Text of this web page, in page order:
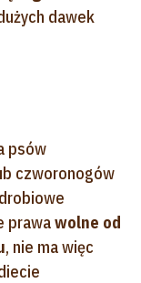
dawek
psów
czworonogów
prawawolne od
, nie ma więc